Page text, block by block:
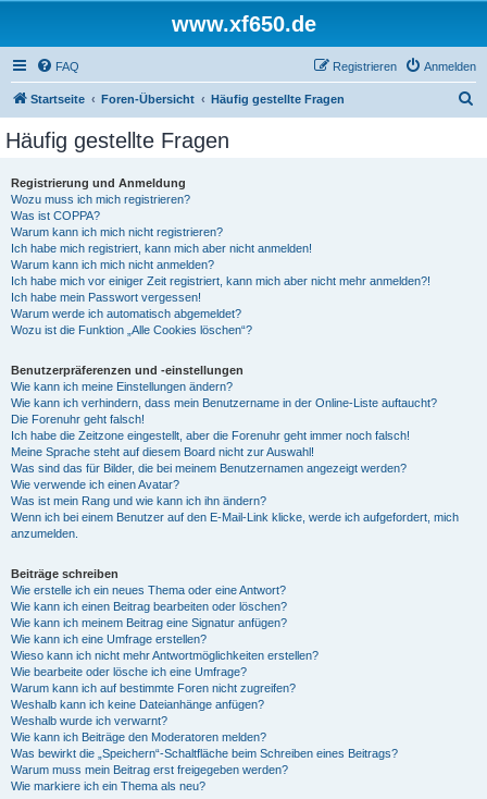
www.xf650.de
FAQ Anmelden
Registrieren
Startseite Foren-Übersicht Häufig gestellte Fragen
Häufig gestellte Fragen
Registrierung und Anmeldung
Wozu muss ich mich registrieren?
Was ist COPPA?
Warum kann ich mich nicht registrieren?
Ich habe mich registriert, kann mich aber nicht anmelden!
Warum kann ich mich nicht anmelden?
Ich habe mich vor einiger Zeit registriert, kann mich aber nicht mehr anmelden?!
Ich habe mein Passwort vergessen!
Warum werde ich automatisch abgemeldet?
Wozu ist die Funktion „Alle Cookies löschen“?
Benutzerpräferenzen und -einstellungen
Wie kann ich meine Einstellungen ändern?
Wie kann ich verhindern, dass mein Benutzername in der Online-Liste auftaucht?
Die Forenuhr geht falsch!
Ich habe die Zeitzone eingestellt, aber die Forenuhr geht immer noch falsch!
Meine Sprache steht auf diesem Board nicht zur Auswahl!
Was sind das für Bilder, die bei meinem Benutzernamen angezeigt werden?
Wie verwende ich einen Avatar?
Was ist mein Rang und wie kann ich ihn ändern?
Wenn ich bei einem Benutzer auf den E-Mail-Link klicke, werde ich aufgefordert, mich
anzumelden.
Beiträge schreiben
Wie erstelle ich ein neues Thema oder eine Antwort?
Wie kann ich einen Beitrag bearbeiten oder löschen?
Wie kann ich meinem Beitrag eine Signatur anfügen?
Wie kann ich eine Umfrage erstellen?
Wieso kann ich nicht mehr Antwortmöglichkeiten erstellen?
Wie bearbeite oder lösche ich eine Umfrage?
Warum kann ich auf bestimmte Foren nicht zugreifen?
Weshalb kann ich keine Dateianhänge anfügen?
Weshalb wurde ich verwarnt?
Wie kann ich Beiträge den Moderatoren melden?
Was bewirkt die „Speichern“-Schaltfläche beim Schreiben eines Beitrags?
Warum muss mein Beitrag erst freigegeben werden?
Wie markiere ich ein Thema als neu?